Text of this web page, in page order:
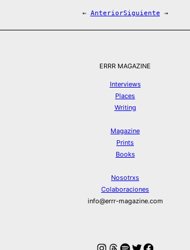
← AnteriorSiguiente →
ERRR MAGAZINE
Interviews
Places
Writing
Magazine
Prints
Books
Nosotrxs
Colaboraciones
info@errr-magazine.com